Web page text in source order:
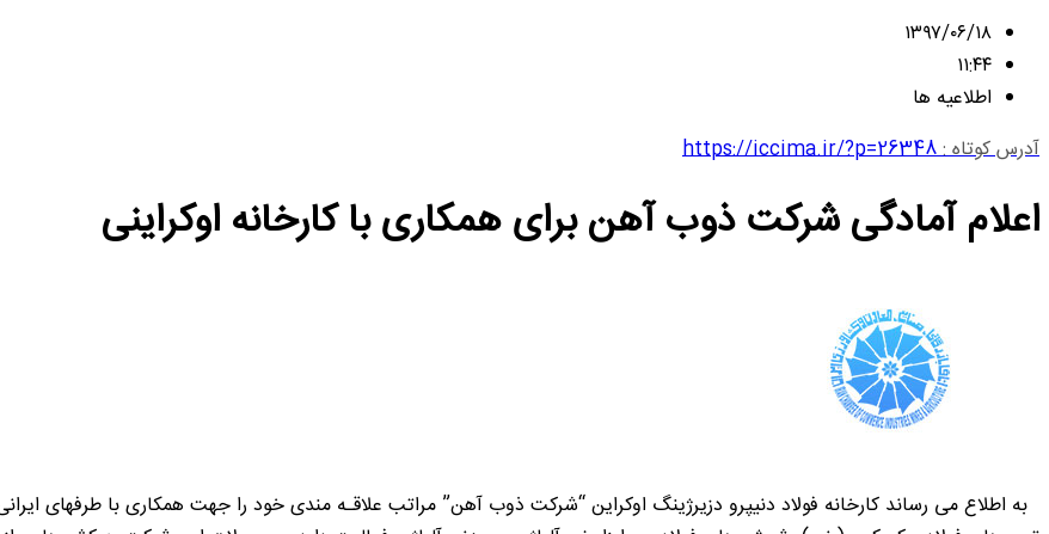
۱۳۹۷/۰۶/۱۸
۱۱:۴۴
اطلاعیه ها
آدرس کوتاه :https://iccima.ir/?p=26348
اعلام آمادگی شرکت ذوب آهن برای همکاری با کارخانه اوکراینی
به اطلاع می رساند کارخانه فولاد دنیپرو دزیرژینگ اوکراین “شرکت ذوب آهن” مراتب علاقـه مندی خود را جهت همکاری با طرفهای